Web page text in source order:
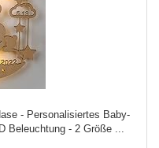
- Personalisiertes Baby-
Beleuchtung - 2 Größe ...